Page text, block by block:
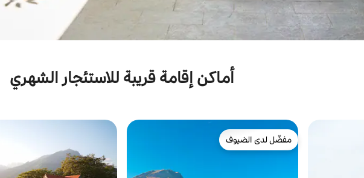
أماكن إقامة قريبة للاستئجار الشهري
مفضّل لدى الضيوف
مفضّل لدى الضيوف